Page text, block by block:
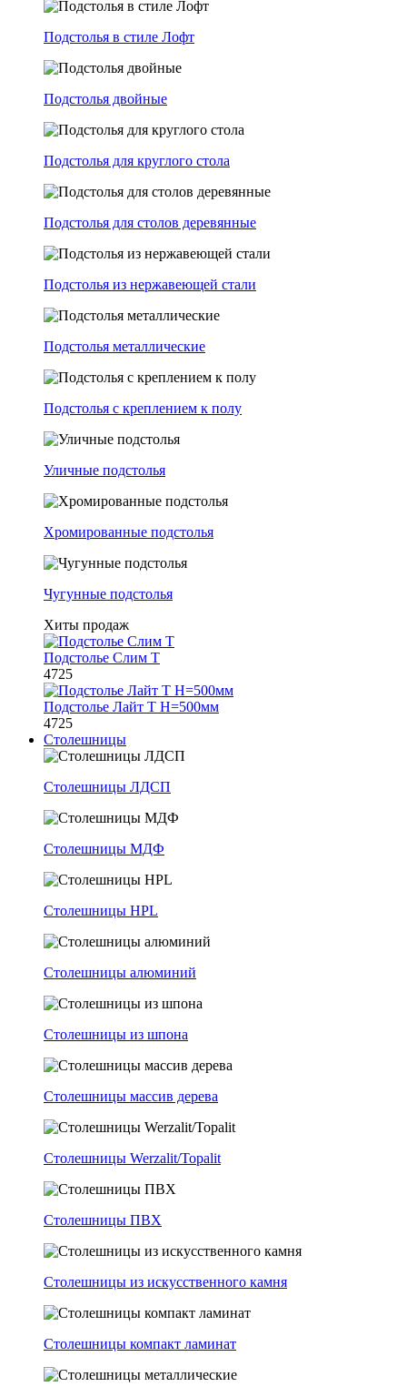
Подстолья в стиле Лофт
Подстолья двойные
Подстолья для круглого стола
Подстолья для столов деревянные
Подстолья из нержавеющей стали
Подстолья металлические
Подстолья с креплением к полу
Уличные подстолья
Хромированные подстолья
Чугунные подстолья
Хиты продаж
Подстолье Слим Т
4725
Подстолье Лайт Т H=500мм
4725
Столешницы
Столешницы ЛДСП
Столешницы МДФ
Столешницы HPL
Столешницы алюминий
Столешницы из шпона
Столешницы массив дерева
Столешницы Werzalit/Topalit
Столешницы ПВХ
Столешницы из искусственного камня
Столешницы компакт ламинат